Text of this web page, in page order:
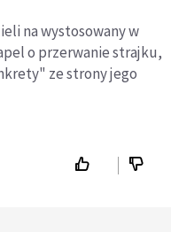
na wystosowany w
o przerwanie strajku,
ze strony jego